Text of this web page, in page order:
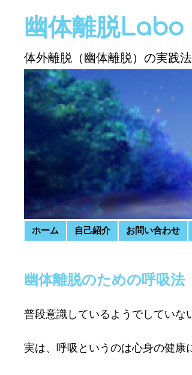
幽体離脱Labo
体外離脱（幽体離脱）の実践
Skip to content
ホーム 自己紹介 お問い合わせ
幽体離脱のための呼吸法
普段意識しているようでしていな
実は、呼吸というのは心身の健康